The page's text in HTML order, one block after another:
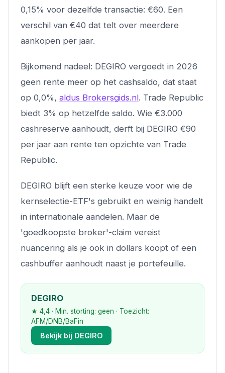
0,15% voor dezelfde transactie: €60. Een
verschil van €40 dat telt over meerdere
aankopen per jaar.
Bijkomend nadeel: DEGIRO vergoedt in 2026
geen rente meer op het cashsaldo, dat staat
op 0,0%, aldus Brokersgids.nl. Trade Republic
biedt 3% op hetzelfde saldo. Wie €3.000
cashreserve aanhoudt, derft bij DEGIRO €90
per jaar aan rente ten opzichte van Trade
Republic.
DEGIRO blijft een sterke keuze voor wie de
kernselectie-ETF's gebruikt en weinig handelt
in internationale aandelen. Maar de
'goedkoopste broker'-claim vereist
nuancering als je ook in dollars koopt of een
cashbuffer aanhoudt naast je portefeuille.
DEGIRO
★ 4,4 · Min. storting: geen · Toezicht:
AFM/DNB/BaFin
Bekijk bij DEGIRO